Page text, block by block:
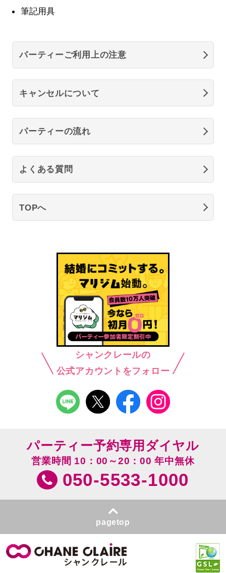
筆記用具
パーティーご利用上の注意
キャンセルについて
パーティーの流れ
よくある質問
TOPへ
シャンクレールの
公式アカウントをフォロー
パーティー予約専用ダイヤル
営業時間 10：00～20：00 年中無休
050-5533-1000
pagetop